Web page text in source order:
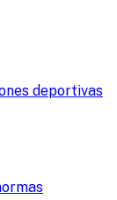
deportivas